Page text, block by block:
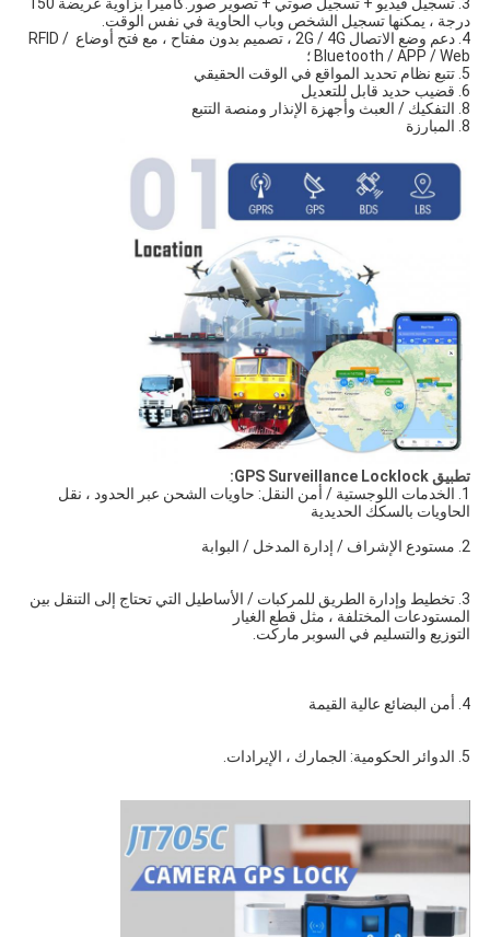
درجة ، يمكنها تسجيل الشخص وباب الحاوية في نفس الوقت.
4. دعم وضع الاتصال 2G / 4G ، تصميم بدون مفتاح ، مع فتح أوضاع RFID /
Bluetooth / APP / Web ؛
5. تتبع نظام تحديد المواقع في الوقت الحقيقي
6. قضيب حديد قابل للتعديل
8. التفكيك / العبث وأجهزة الإنذار ومنصة التتبع
8. المبارزة
تطبيق GPS Surveillance Locklock:
الحاويات بالسكك الحديدية
2. مستودع الإشراف / إدارة المدخل / البوابة
المستودعات المختلفة ، مثل قطع الغيار
التوزيع والتسليم في السوبر ماركت.
4. أمن البضائع عالية القيمة
5. الدوائر الحكومية: الجمارك ، الإيرادات.